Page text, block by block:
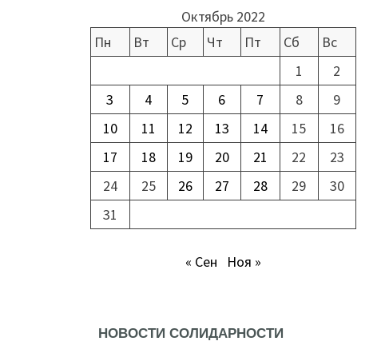
Октябрь 2022
Пн
Вт Ср Чт Пт Сб
Вс
1
2
3
4 5 6 7 8
9
10
11 12 13 14 15
16
17
18 19 20 21 22
23
24
25 26 27 28 29
30
31
« Сен Ноя »
НОВОСТИ СОЛИДАРНОСТИ